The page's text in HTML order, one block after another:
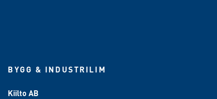
BYGG & INDUSTRILIM
Kiilto AB